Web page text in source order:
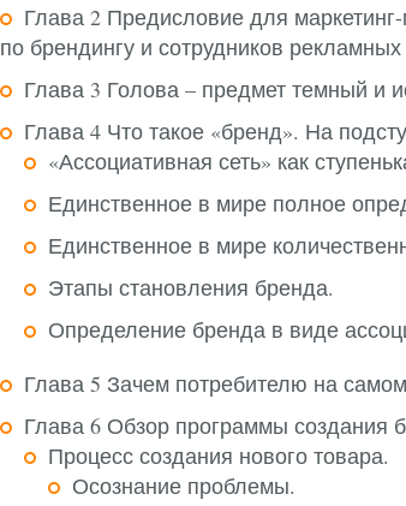
Глава 2 Предисловие для
по брендингу и сотрудников рекламных
Глава 3 Голова – предмет темный и
Глава 4 Что такое «бренд». На
«Ассоциативная сеть» как
Единственное в мире полное
Единственное в мире
Этапы становления бренда.
Определение бренда в виде
Глава 5 Зачем потребителю на
Глава 6 Обзор программы создания
Процесс создания нового товара.
Осознание проблемы.